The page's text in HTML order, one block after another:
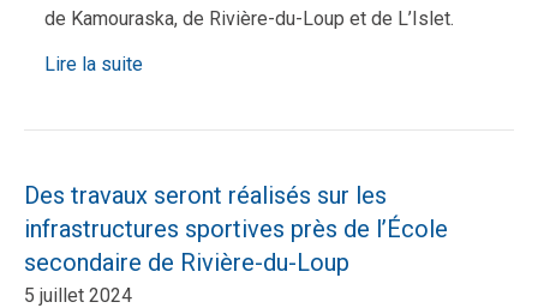
de Kamouraska, de Rivière-du-Loup et de L’Islet.
Lire la suite
Des travaux seront réalisés sur les
infrastructures sportives près de l’École
secondaire de Rivière-du-Loup
5 juillet 2024